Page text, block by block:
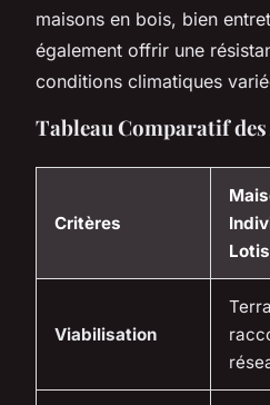
maisons en bois, bien
également offrir une
conditions climatiques
Tableau Comparatif des
Critères
Viabilisation